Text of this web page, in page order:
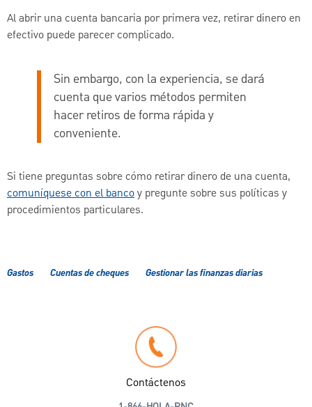
Al abrir una cuenta bancaria por primera vez, retirar dinero en
efectivo puede parecer complicado.
Sin embargo, con la experiencia, se dará
cuenta que varios métodos permiten
hacer retiros de forma rápida y
conveniente.
Si tiene preguntas sobre cómo retirar dinero de una cuenta,
comuníquese con el bancoy pregunte sobre sus políticas y
procedimientos particulares.
Gastos Cuentas de cheques Gestionar las finanzas diarias
Contáctenos